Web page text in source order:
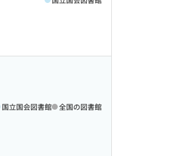
国立国会図書館 全国の図書館